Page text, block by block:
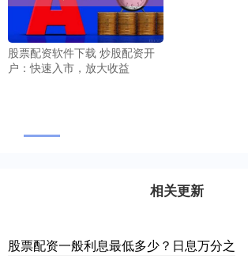
股票配资软件下载 炒股配资开
户：快速入市，放大收益
相关更新
股票配资一般利息最低多少？日息万分之